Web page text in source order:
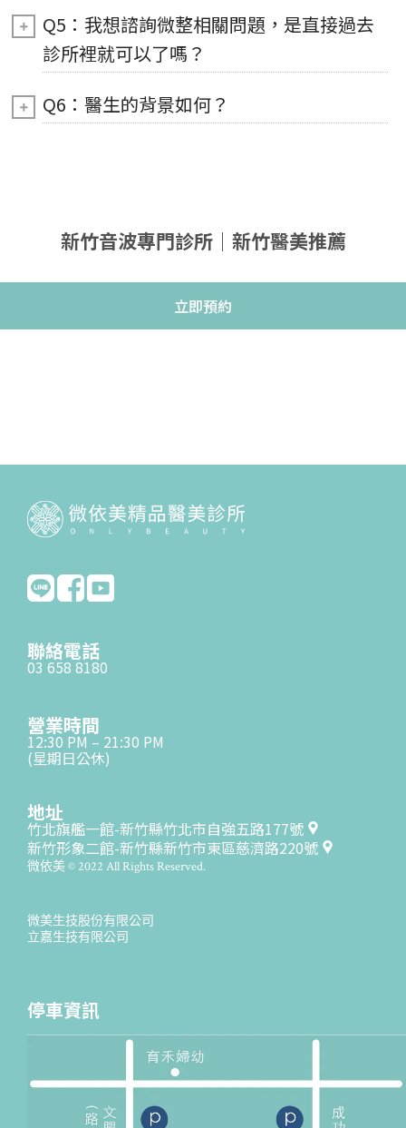
Q5：我想諮詢微整相關問題，是直接過去
診所裡就可以了嗎？
Q6：醫生的背景如何？
新竹音波專門診所｜新竹醫美推薦
立即預約
聯絡電話
03 658 8180
營業時間
12:30 PM – 21:30 PM
(星期日公休)
地址
竹北旗艦一館-新竹縣竹北市自強五路177號
新竹形象二館-新竹縣新竹市東區慈濟路220號
微依美 © 2022 All Rights Reserved.
微美生技股份有限公司
立嘉生技有限公司
停車資訊